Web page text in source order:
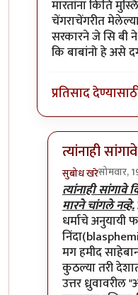
मारतांना किति
चेंगराचेंगरीत
सरकारने जे सि बी
कि बाबांनो हे असे
प्रतिसाद
त्यांनाही
सुबोध खरेसोमवार,
In reply toते
त्यांनाही
मारने चांगले नव्हे.
धर्माचे अनुयायी
मग हमीद
कुठल्या तरी
उत्तर